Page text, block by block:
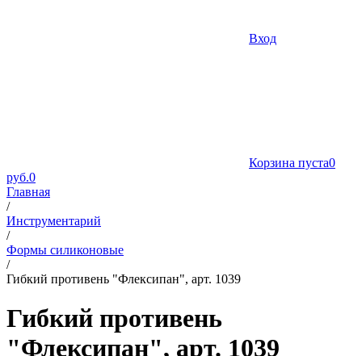
Вход
Корзина пуста0
руб.0
Главная
/
Инструментарий
/
Формы силиконовые
/
Гибкий противень "Флексипан", арт. 1039
Гибкий противень
"Флексипан", арт. 1039